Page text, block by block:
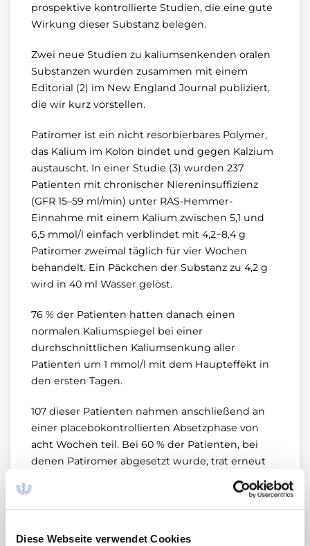
Diese Webseite verwendet Cookies
prospektive kontrollierte Studien, die eine gute
Wirkung dieser Substanz belegen.
Zwei neue Studien zu kaliumsenkenden oralen
Substanzen wurden zusammen mit einem
Editorial (2) im New England Journal publiziert,
die wir kurz vorstellen.
Patiromer ist ein nicht resorbierbares Polymer,
das Kalium im Kolon bindet und gegen Kalzium
austauscht. In einer Studie (3) wurden 237
Patienten mit chronischer Niereninsuffizienz
(GFR 15–59 ml/min) unter RAS-Hemmer-
Einnahme mit einem Kalium zwischen 5,1 und
6,5 mmol/l einfach verblindet mit 4,2−8,4 g
Patiromer zweimal täglich für vier Wochen
behandelt. Ein Päckchen der Substanz zu 4,2 g
wird in 40 ml Wasser gelöst.
76 % der Patienten hatten danach einen
normalen Kaliumspiegel bei einer
durchschnittlichen Kaliumsenkung aller
Patienten um 1 mmol/l mit dem Haupteffekt in
den ersten Tagen.
107 dieser Patienten nahmen anschließend an
einer placebokontrollierten Absetzphase von
acht Wochen teil. Bei 60 % der Patienten, bei
denen Patiromer abgesetzt wurde, trat erneut
eine Hyperkaliämie auf (Kaliumwiederanstieg
gegenüber 15 % der Patienten, die Patiromer